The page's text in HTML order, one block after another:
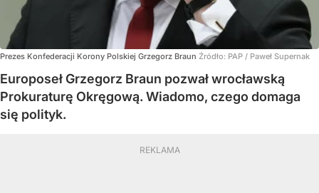
Prezes Konfederacji Korony Polskiej Grzegorz Braun Źródło: PAP / Paweł Supernak
Europoseł Grzegorz Braun pozwał wrocławską
Prokuraturę Okręgową. Wiadomo, czego domaga
się polityk.